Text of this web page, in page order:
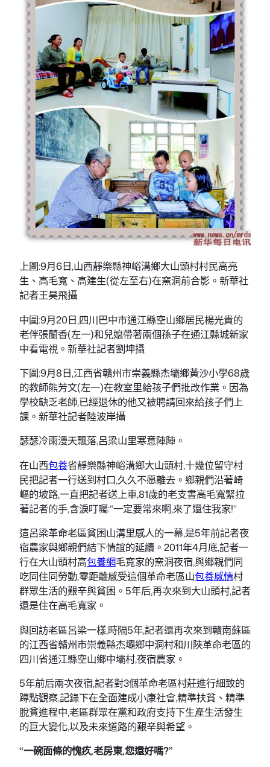
上圖:9月6日,山西靜樂縣神峪溝鄉大山頭村村民高亮
生、高毛寬、高建生(從左至右)在窯洞前合影。新華社
記者王昊飛攝
中圖:9月20日,四川巴中市通江縣空山鄉居民楊光貴的
老伴張蘭香(左一)和兒媳帶著兩個孫子在通江縣城新家
中看電視。新華社記者劉坤攝
下圖:9月8日,江西省贛州市崇義縣杰壩鄉黃沙小學68歲
的教師熊芳文(左一)在教室里給孩子們批改作業。因為
學校缺乏老師,已經退休的他又被聘請回來給孩子們上
課。新華社記者陸波岸攝
瑟瑟冷雨漫天飄落,呂梁山里寒意陣陣。
在山西包養省靜樂縣神峪溝鄉大山頭村,十幾位留守村
民把記者一行送到村口,久久不愿離去。鄉親們沿著崎
嶇的坡路,一直把記者送上車,81歲的老支書高毛寬緊拉
著記者的手,含淚叮囑:“一定要常來啊,來了還住我家!”
這呂梁革命老區貧困山溝里感人的一幕,是5年前記者夜
宿農家與鄉親們結下情誼的延續。2011年4月底,記者一
行在大山頭村高包養網毛寬家的窯洞夜宿,與鄉親們同
吃同住同勞動,零距離感受這個革命老區山包養感情村
群眾生活的艱辛與貧困。5年后,再次來到大山頭村,記者
還是住在高毛寬家。
與回訪老區呂梁一樣,時隔5年,記者還再次來到贛南蘇區
的江西省贛州市崇義縣杰壩鄉中洞村和川陜革命老區的
四川省通江縣空山鄉中壩村,夜宿農家。
5年前后兩次夜宿,記者對3個革命老區村莊進行細致的
蹲點觀察,記錄下在全面建成小康社會,精準扶貧、精準
脫貧進程中,老區群眾在黨和政府支持下生產生活發生
的巨大變化,以及未來道路的艱辛與希望。
“一碗面條的愧疚,老房東,您還好嗎?”